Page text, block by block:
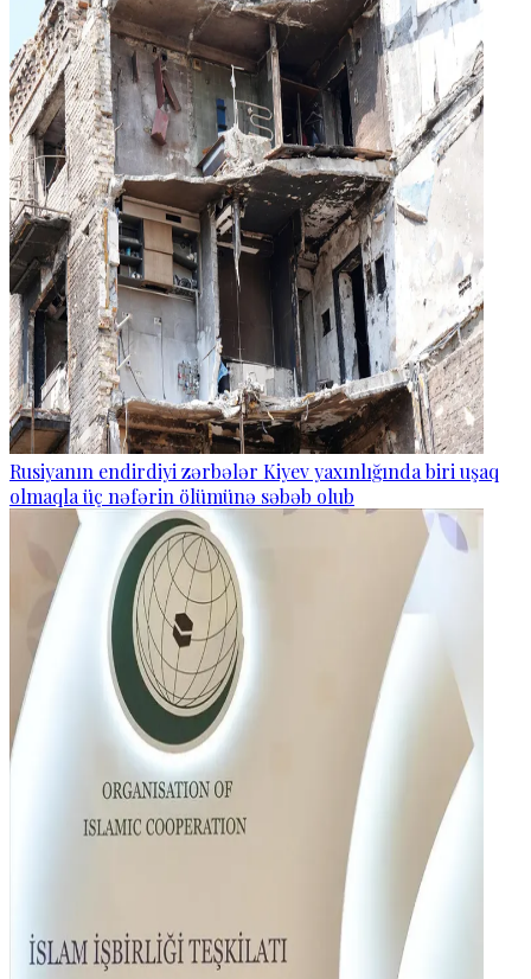
Rusiyanın endirdiyi zərbələr Kiyev yaxınlığında biri uşaq
olmaqla üç nəfərin ölümünə səbəb olub